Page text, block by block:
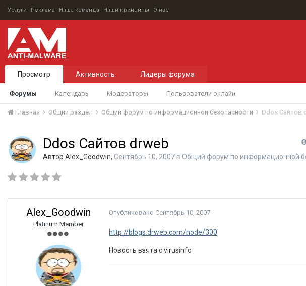
Услуги Реклама Наша команда Наши принципы О нас
Просмотр
Форумы Календарь Модераторы Пользователи онлайн
Активность Лидеры форума
Главная Общий раздел Общий форум по информационной безопасности Ddos Сайтов
Ddos Сайтов drweb
Автор Alex_Goodwin, Сентябрь 10, 2007в Общий форум по информационной
Alex_Goodwin
Platinum Member
Опубликовано Сентябрь 10, 2007
http://blogs.drweb.com/node/300
Новость взята с virusinfo